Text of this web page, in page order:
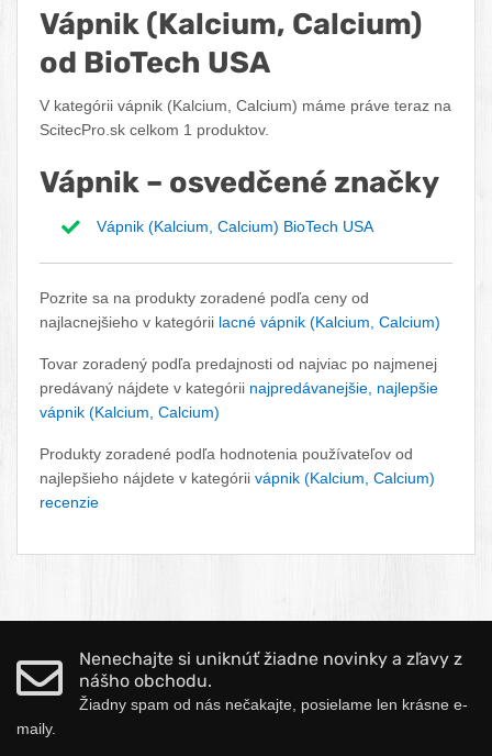
Vápnik (Kalcium, Calcium)
od BioTech USA
V kategórii vápnik (Kalcium, Calcium) máme práve teraz na
ScitecPro.sk celkom 1 produktov.
Vápnik – osvedčené značky
Vápnik (Kalcium, Calcium) BioTech USA
Pozrite sa na produkty zoradené podľa ceny od
najlacnejšieho v kategórii lacné vápnik (Kalcium, Calcium)
Tovar zoradený podľa predajnosti od najviac po najmenej
predávaný nájdete v kategórii najpredávanejšie, najlepšie
vápnik (Kalcium, Calcium)
Produkty zoradené podľa hodnotenia používateľov od
najlepšieho nájdete v kategórii vápnik (Kalcium, Calcium)
recenzie
Nenechajte si uniknúť žiadne novinky a zľavy z
nášho obchodu.
Žiadny spam od nás nečakajte, posielame len krásne e-
maily.